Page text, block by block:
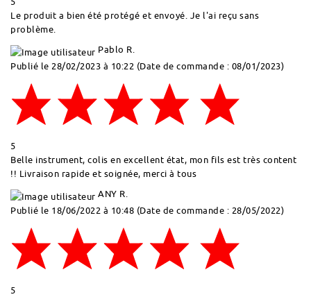
Le produit a bien été protégé et envoyé. Je l'ai reçu sans
problème.
Pablo R.
Publié le 28/02/2023 à 10:22 (Date de commande : 08/01/2023)
5
Belle instrument, colis en excellent état, mon fils est très content
!! Livraison rapide et soignée, merci à tous
ANY R.
Publié le 18/06/2022 à 10:48 (Date de commande : 28/05/2022)
5